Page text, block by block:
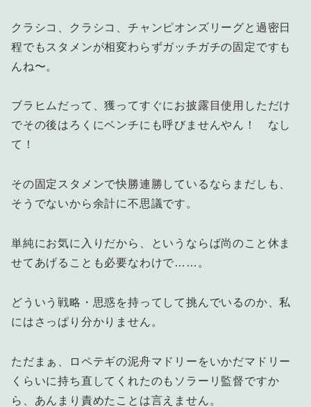
クラシコ、クラシコ、チャンピオンズリーグと過密日
程でもスタメンが相変わらずガッチガチの固定ですも
んね〜。
ブラヒムだって、獲ってすぐにお披露目使用しただけ
でその後はろくにベンチにも呼びませんやん！ なし
て！
その固定スタメンで快勝連勝しているならまだしも、
そうでないから余計に不思議です。
単純にお気に入りだから、というならば尚のこと休ま
せてあげることも必要なわけで……。
どういう戦略・思惑を持ってして挑んでいるのか、私
にはさっぱり分かりません。
ただまぁ、ロペテギの泥舟マドリーをいかだマドリー
くらいに持ち直してくれたのもソラーリ監督ですか
ら、あんまり責めたことは言えません。